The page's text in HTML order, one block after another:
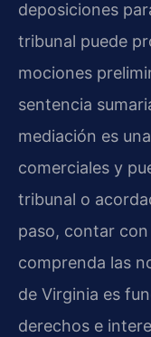
deposiciones
tribunal puede
mociones
sentencia
mediación es
comerciales y
tribunal o
paso, contar
comprenda las
de Virginia es
derechos e